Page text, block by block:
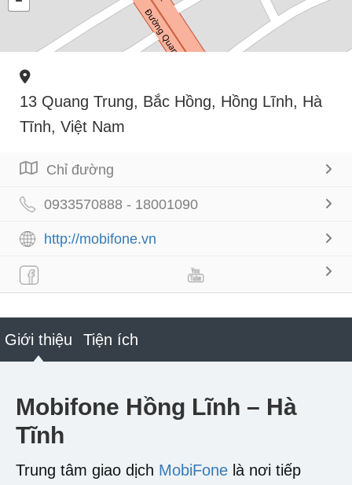
13 Quang Trung, Bắc Hồng, Hồng Lĩnh, Hà
Tĩnh, Việt Nam
Chỉ đường
0933570888 - 18001090
http://mobifone.vn
Giới thiệu Tiện ích
Mobifone Hồng Lĩnh – Hà
Tĩnh
Trung tâm giao dịch MobiFone là nơi tiếp